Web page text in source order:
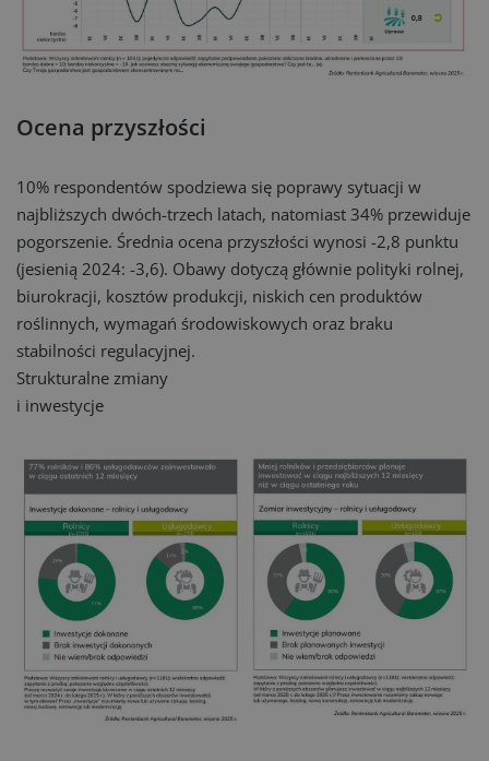
Ocena przyszłości
10% respondentów spodziewa się poprawy sytuacji w
najbliższych dwóch-trzech latach, natomiast 34% przewiduje
pogorszenie. Średnia ocena przyszłości wynosi -2,8 punktu
(jesienią 2024: -3,6). Obawy dotyczą głównie polityki rolnej,
biurokracji, kosztów produkcji, niskich cen produktów
roślinnych, wymagań środowiskowych oraz braku
stabilności regulacyjnej.
Strukturalne zmiany
i inwestycje